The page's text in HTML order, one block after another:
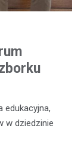
edukacyjna,
w dziedzinie